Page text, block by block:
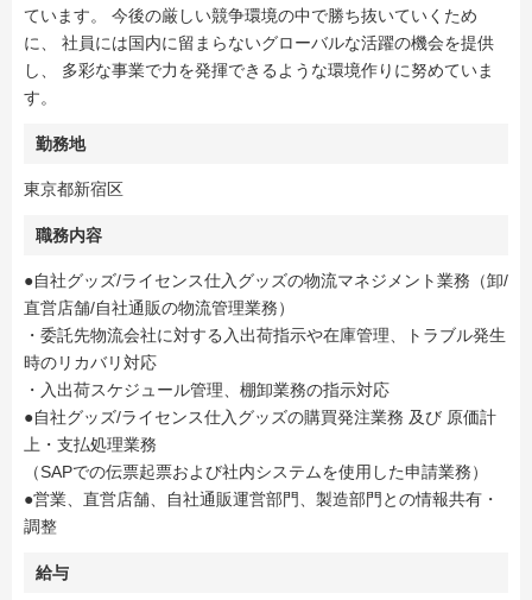
ています。 今後の厳しい競争環境の中で勝ち抜いていくため
に、 社員には国内に留まらないグローバルな活躍の機会を提供
し、 多彩な事業で力を発揮できるような環境作りに努めていま
す。
勤務地
東京都新宿区
職務内容
●自社グッズ/ライセンス仕入グッズの物流マネジメント業務（卸/
直営店舗/自社通販の物流管理業務）
・委託先物流会社に対する入出荷指示や在庫管理、トラブル発生
時のリカバリ対応
・入出荷スケジュール管理、棚卸業務の指示対応
●自社グッズ/ライセンス仕入グッズの購買発注業務 及び 原価計
上・支払処理業務
（SAPでの伝票起票および社内システムを使用した申請業務）
●営業、直営店舗、自社通販運営部門、製造部門との情報共有・
調整
給与